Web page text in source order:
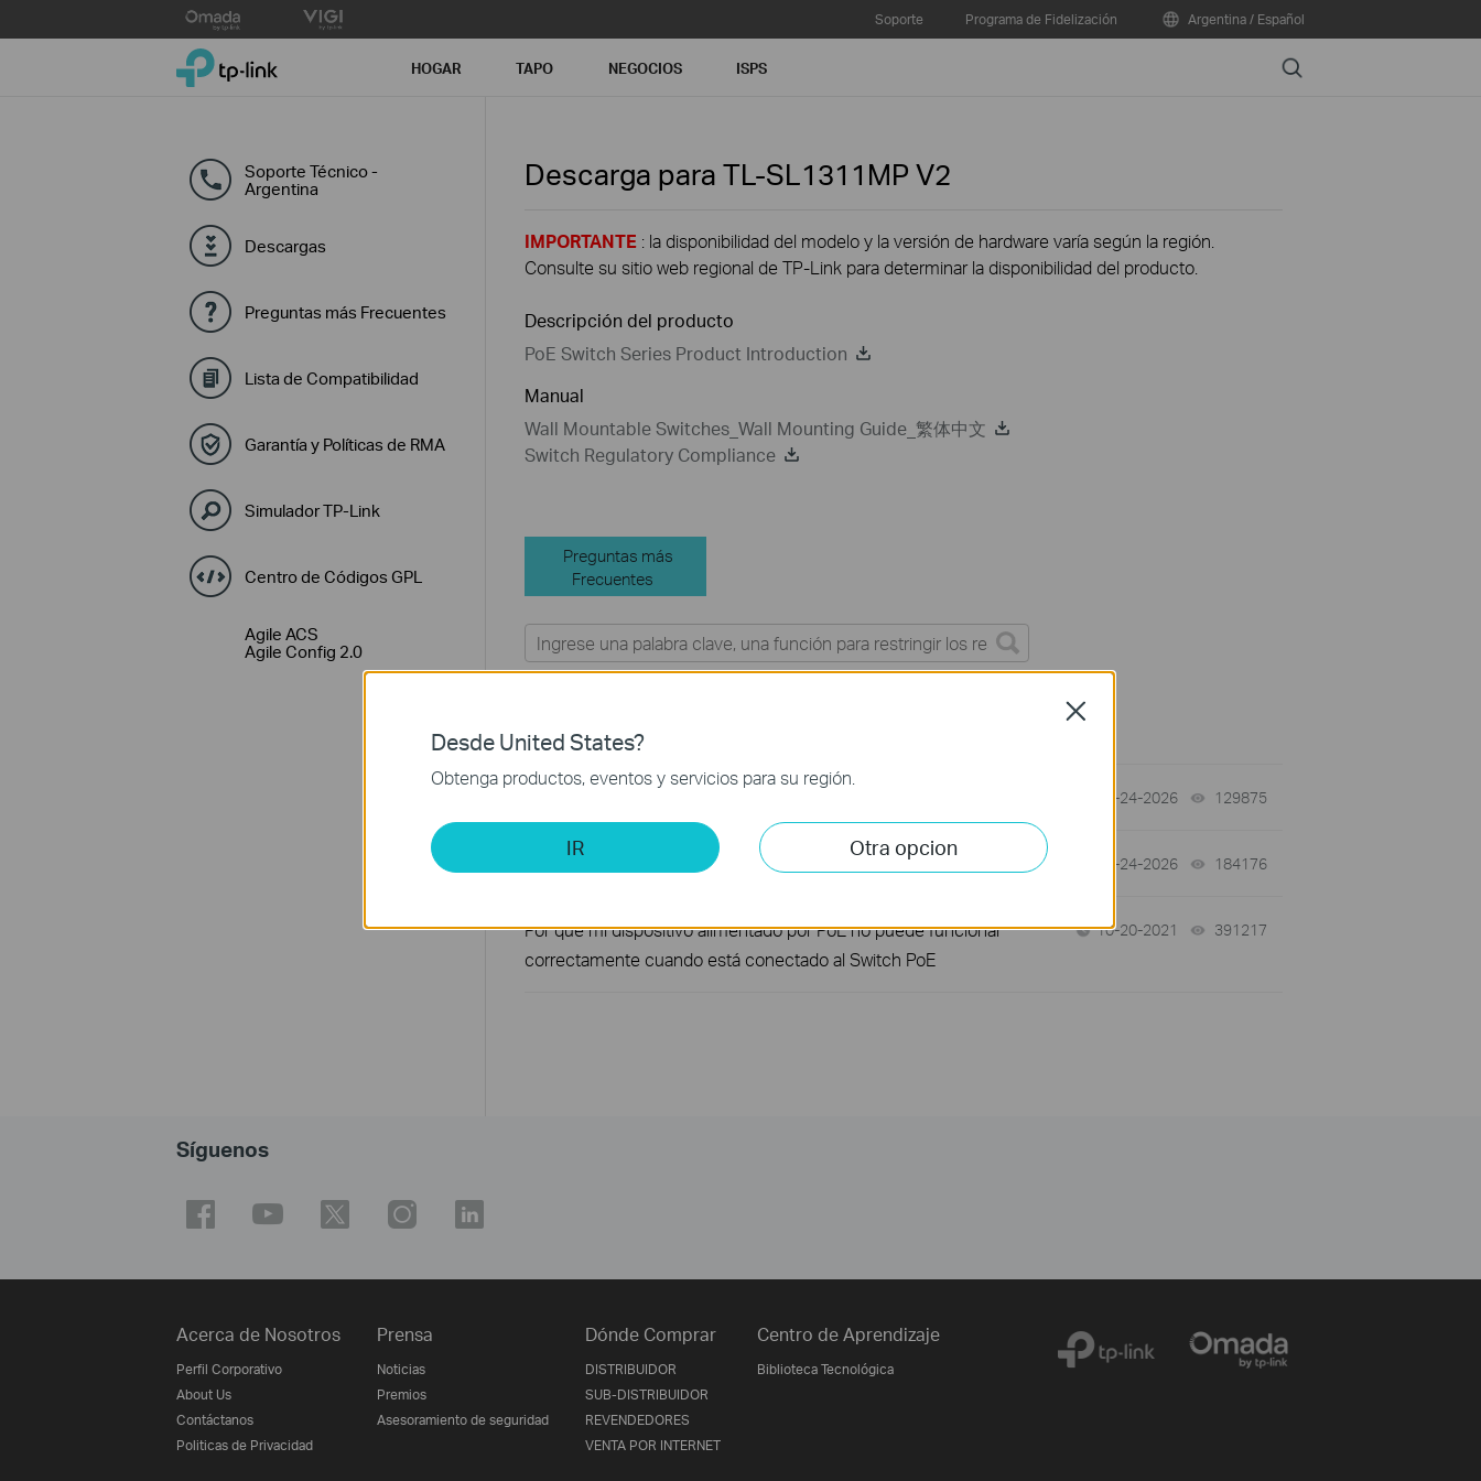
to
Soporte Programa de Fidelización Argentina / Español
TP-Link, Reliably Smart HOGAR TAPO NEGOCIOS ISPS Search
Soporte Técnico -
Argentina
Descargas
Preguntas más Frecuentes
Lista de Compatibilidad
Garantía y Políticas de RMA
Simulador TP-Link
Centro de Códigos GPL
Agile ACS
Agile Config 2.0
Descarga para TL-SL1311MP V2
IMPORTANTE : la disponibilidad del modelo y la versión de hardware varía según la región.
Consulte su sitio web regional de TP-Link para determinar la disponibilidad del producto.
Descripción del producto
PoE Switch Series Product Introduction
Manual
Wall Mountable Switches_Wall Mounting Guide_繁体中文
Switch Regulatory Compliance
Preguntas más
Frecuentes
FAQs
06-24-2026 129875
How to Troubleshoot No Internet Issue on Omada Switch 06-24-2026 184176
Por qué mi dispositivo alimentado por PoE no puede funcionar
correctamente cuando está conectado al Switch PoE
10-20-2021 391217
Síguenos
Acerca de Nosotros
Perfil Corporativo
About Us
Contáctanos
Politicas de Privacidad
Prensa
Noticias
Premios
Asesoramiento de seguridad
Dónde Comprar
DISTRIBUIDOR
SUB-DISTRIBUIDOR
REVENDEDORES
VENTA POR INTERNET
Centro de Aprendizaje
Biblioteca Tecnológica
Desde United States?
Obtenga productos, eventos y servicios para su región.
IR Otra opcion
Close